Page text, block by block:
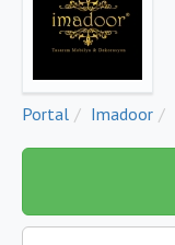
Portal Imadoor